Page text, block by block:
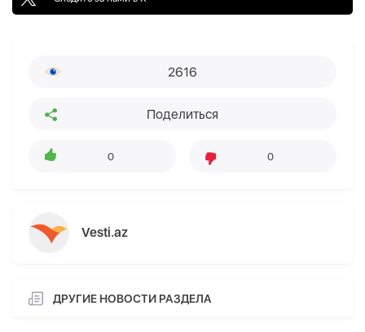
2616
Поделиться
0 0
Vesti.az
ДРУГИЕ НОВОСТИ РАЗДЕЛА